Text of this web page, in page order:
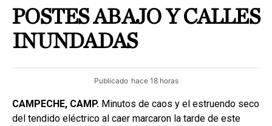
POSTES ABAJO Y CALLES
INUNDADAS
Publicado hace 18 horas
CAMPECHE, CAMP. Minutos de caos y el estruendo seco
del tendido eléctrico al caer marcaron la tarde de este